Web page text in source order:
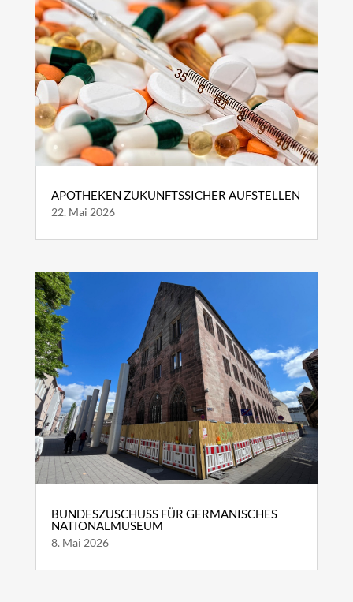
APOTHEKEN ZUKUNFTSSICHER AUFSTELLEN
22. Mai 2026
BUNDESZUSCHUSS FÜR GERMANISCHES
NATIONALMUSEUM
8. Mai 2026